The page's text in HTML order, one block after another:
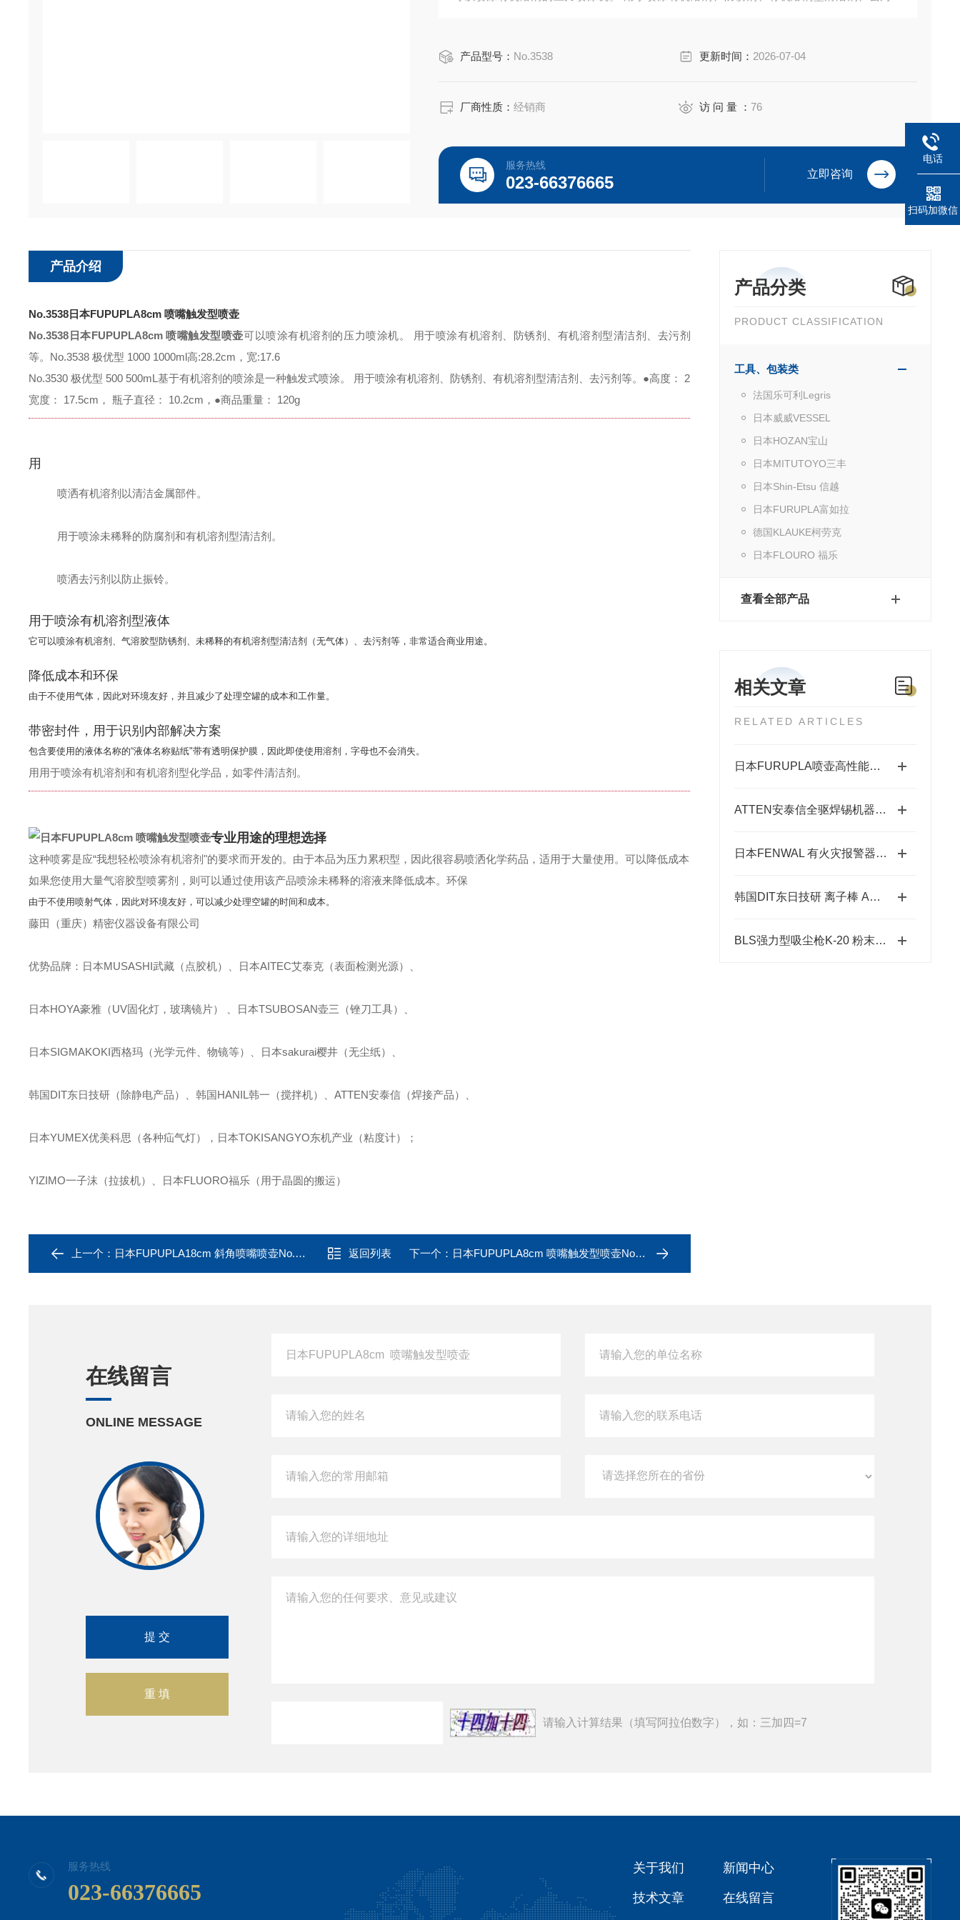
产品型号： No.3538 更新时间： 2026-07-04
厂商性质：经销商 访 问 量 ： 76
服务热线
023-66376665 立即咨询
产品分类
PRODUCT CLASSIFICATION
工具、包装类
法国乐可利Legris
日本威威VESSEL
日本HOZAN宝山
日本MITUTOYO三丰
日本Shin-Etsu 信越
日本FURUPLA富如拉
德国KLAUKE柯劳克
日本FLOURO 福乐
查看全部产品
相关文章
RELATED ARTICLES
日本FURUPLA喷壶高性能特点及型号介绍 -重庆藤田
ATTEN安泰信全驱焊锡机器人——手持示教器+四轴联动
日本FENWAL 有火灾报警器和其他产品相关的先进技术
韩国DIT东日技研 离子棒 ASG-AFU 系列
BLS强力型吸尘枪K-20 粉末和颗粒状物料输送装置
产品介绍
No.3538日本FUPUPLA8cm 喷嘴触发型喷壶
No.3538日本FUPUPLA8cm 喷嘴触发型喷壶可以喷涂有机溶剂的压力喷涂机。 用于喷涂有机溶剂、防锈剂、有机溶剂型清洁剂、去污剂
等。 No.3538 极优型 1000 1000ml高:28.2cm，宽:17.6
No.3530 极优型 500 500mL 基于有机溶剂的喷涂是一种触发式喷涂。 用于喷涂有机溶剂、防锈剂、有机溶剂型清洁剂、去污剂等。 ●高度： 21.6cm，
宽度： 17.5cm， 瓶子直径： 10.2cm， ●商品重量： 120g
用
喷洒有机溶剂以清洁金属部件。
用于喷涂未稀释的防腐剂和有机溶剂型清洁剂。
喷洒去污剂以防止振铃。
用于喷涂有机溶剂型液体
它可以喷涂有机溶剂、气溶胶型防锈剂、未稀释的有机溶剂型清洁剂（无气体）、去污剂等，非常适合商业用途。
降低成本和环保
由于不使用气体，因此对环境友好，并且减少了处理空罐的成本和工作量。
带密封件，用于识别内部解决方案
包含要使用的液体名称的“液体名称贴纸"带有透明保护膜，因此即使使用溶剂，字母也不会消失。
用 用于喷涂有机溶剂和有机溶剂型化学品，如零件清洁剂。
专业用途的理想选择
这种喷雾是应“我想轻松喷涂有机溶剂"的要求而开发的。 由于本品为压力累积型，因此很容易喷洒化学药品，适用于大量使用。 可以降低成本
如果您使用大量气溶胶型喷雾剂，则可以通过使用该产品喷涂未稀释的溶液来降低成本。 环保
由于不使用喷射气体，因此对环境友好，可以减少处理空罐的时间和成本。
藤田（重庆）精密仪器设备有限公司
优势品牌：日本MUSASHI武藏（点胶机）、日本AITEC艾泰克（表面检测光源）、
日本HOYA豪雅（UV固化灯，玻璃镜片） 、日本TSUBOSAN壶三（锉刀工具）、
日本SIGMAKOKI西格玛（光学元件、物镜等）、日本sakurai樱井（无尘纸）、
韩国DIT东日技研（除静电产品）、韩国HANIL韩一（搅拌机）、ATTEN安泰信（焊接产品）、
日本YUMEX优美科思（各种疝气灯），日本TOKISANGYO东机产业（粘度计）；
YIZIMO一子沫（拉拔机）、日本FLUORO福乐（用于晶圆的搬运）
上一个： 日本FUPUPLA18cm 斜角喷嘴喷壶No.3550 返回列表 下一个： 日本FUPUPLA8cm 喷嘴触发型喷壶No.3538
在线留言
ONLINE MESSAGE
请输入计算结果（填写阿拉伯数字），如：三加四=7
服务热线
023-66376665
关于我们 新闻中心
技术文章 在线留言
电话
扫码加微信